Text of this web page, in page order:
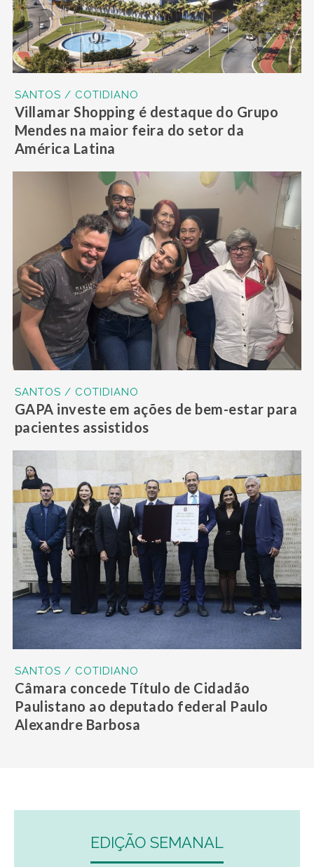
SANTOS / COTIDIANO
Villamar Shopping é destaque do Grupo
Mendes na maior feira do setor da
América Latina
SANTOS / COTIDIANO
GAPA investe em ações de bem-estar para
pacientes assistidos
SANTOS / COTIDIANO
Câmara concede Título de Cidadão
Paulistano ao deputado federal Paulo
Alexandre Barbosa
EDIÇÃO SEMANAL